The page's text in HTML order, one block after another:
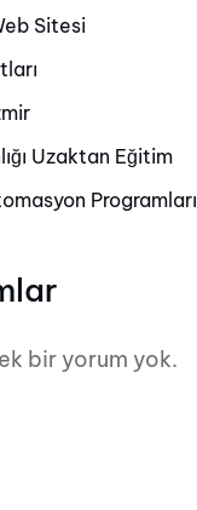
Sitesi
Uzaktan Eğitim
Programları
bir yorum yok.